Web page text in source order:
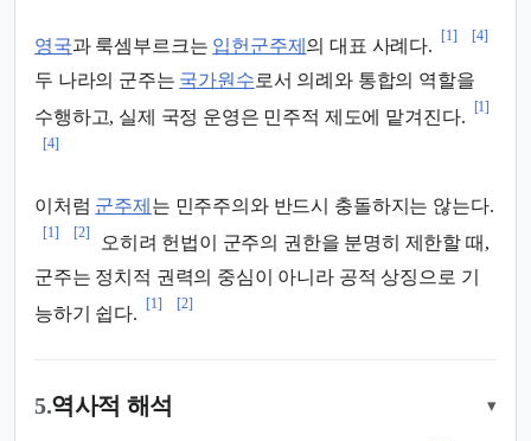
영국과 룩셈부르크는 입헌군주제 의 대표 사례다.
[1] [4]
두 나라의 군주는 국가원수 로서 의례와 통합의 역할을
수행하고, 실제 국정 운영은 민주적 제도에 맡겨진다.
[1]
[4]
이처럼 군주제 는 민주주의와 반드시 충돌하지는 않는다.
[1] [2]
오히려 헌법이 군주의 권한을 분명히 제한할 때,
군주는 정치적 권력의 중심이 아니라 공적 상징으로 기
능하기 쉽다.
[1] [2]
5.역사적 해석 ▾